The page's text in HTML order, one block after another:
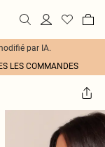
par IA.
LES COMMANDES